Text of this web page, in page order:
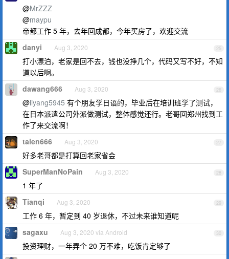
@MrZZZ
@maypu
帝都工作 5 年，去年回成都，今年买房了，欢迎交流
25
danyi Aug 3, 2020
打小漂泊，老家是回不去，钱也没挣几个，代码又写不好，不知
道以后啊。
26
dawang666 Aug 3, 2020
@liyang5945 有个朋友学日语的，毕业后在培训班学了测试，
在日本派遣公司外派做测试，整体感觉还行。老哥回郑州找到工
作了来交流啊！
27
talen666 Aug 3, 2020
好多老哥都是打算回老家省会
28
SuperManNoPain Aug 3, 2020
1 年了
29
Tianqi Aug 3, 2020
工作 6 年，暂定到 40 岁退休，不过未来谁知道呢
30
sagaxu Aug 3, 2020 via Android
投资理财，一年弄个 20 万不难，吃饭肯定够了